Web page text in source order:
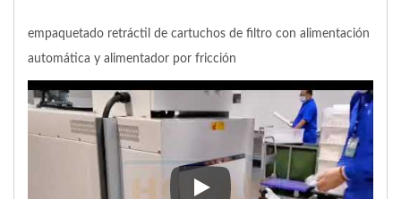
empaquetado retráctil de cartuchos de filtro con alimentación
automática y alimentador por fricción